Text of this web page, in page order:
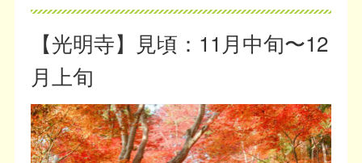
【光明寺】見頃：11月中旬〜12
月上旬